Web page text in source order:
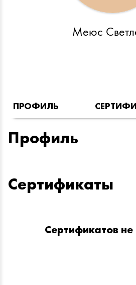
Меюс
ПРОФИЛЬ
Профиль
Сертификаты
Сертификатов